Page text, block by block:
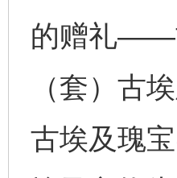
的赠礼——
（套）古
古埃及瑰